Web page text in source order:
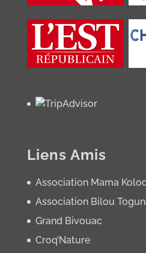
Liens Amis
Association Mama
Association Bilou
Grand Bivouac
Croq’Nature